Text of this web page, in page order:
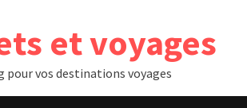
et voyages
pour vos destinations voyages